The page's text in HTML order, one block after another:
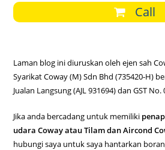
Call
Laman blog ini diuruskan oleh ejen sah
Syarikat Coway (M) Sdn Bhd (735420-H)
Jualan Langsung (AJL 931694) dan GST No.
Jika anda bercadang untuk memiliki
udara Coway atau Tilam dan Aircond
hubungi saya untuk saya hantarkan